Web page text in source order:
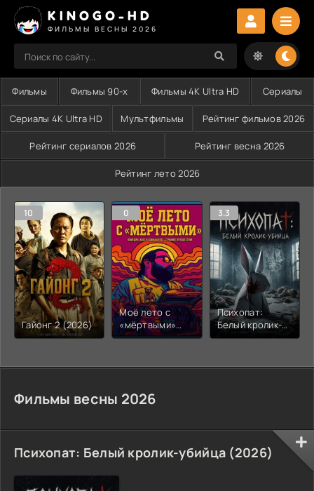
KINOGO-HD
ФИЛЬМЫ ВЕСНЫ 2026
Фильмы Фильмы 90-х Фильмы 4K Ultra HD Сериалы
Сериалы 4K Ultra HD Мультфильмы Рейтинг фильмов 2026
Рейтинг сериалов 2026 Рейтинг весна 2026
Рейтинг лето 2026
10
Гайонг 2 (2026)
0
Моё лето с
«мёртвыми»
(2026)
3.3
Психопат:
Белый кролик-
убийца (2026)
Фильмы весны 2026
Психопат: Белый кролик-убийца (2026)